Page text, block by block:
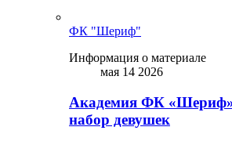
ФК "Шериф"
Информация о материале
мая 14 2026
Академия ФК «Шериф»
набор девушек